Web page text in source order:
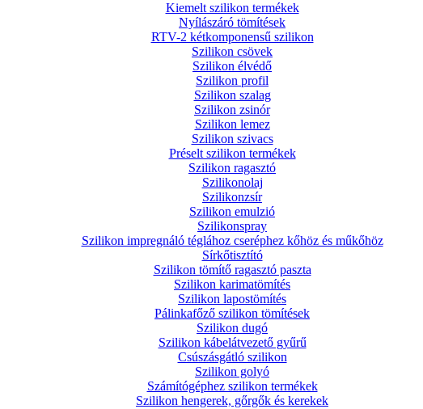
Kiemelt szilikon termékek
Nyílászáró tömítések
RTV-2 kétkomponensű szilikon
Szilikon csövek
Szilikon élvédő
Szilikon profil
Szilikon szalag
Szilikon zsinór
Szilikon lemez
Szilikon szivacs
Préselt szilikon termékek
Szilikon ragasztó
Szilikonolaj
Szilikonzsír
Szilikon emulzió
Szilikonspray
Szilikon impregnáló téglához cseréphez kőhöz és műkőhöz
Sírkőtisztító
Szilikon tömítő ragasztó paszta
Szilikon karimatömítés
Szilikon lapostömítés
Pálinkafőző szilikon tömítések
Szilikon dugó
Szilikon kábelátvezető gyűrű
Csúszásgátló szilikon
Szilikon golyó
Számítógéphez szilikon termékek
Szilikon hengerek, gőrgők és kerekek